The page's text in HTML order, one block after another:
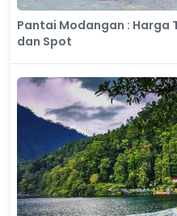
Pantai Modangan : Harga
dan Spot